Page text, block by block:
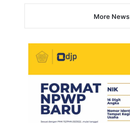
More News